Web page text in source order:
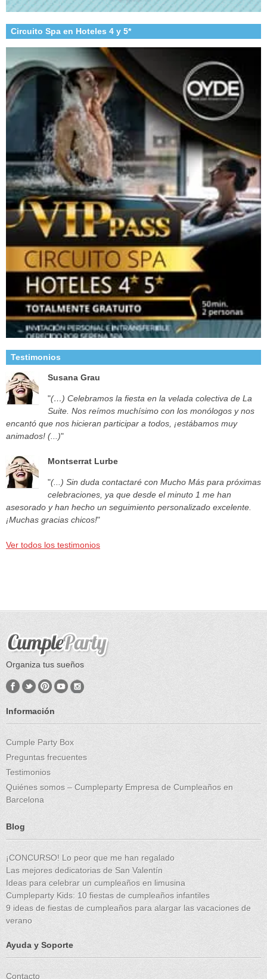
Circuito Spa en Hoteles 4 y 5*
Testimonios
Susana Grau
"(…) Celebramos la fiesta en la velada colectiva de La
Suite. Nos reímos muchísimo con los monólogos y nos
encantó que nos hicieran participar a todos, ¡estábamos muy
animados! (...)"
Montserrat Lurbe
"(...) Sin duda contactaré con Mucho Más para próximas
celebraciones, ya que desde el minuto 1 me han
asesorado y han hecho un seguimiento personalizado excelente.
¡Muchas gracias chicos!"
Ver todos los testimonios
Organiza tus sueños
Información
Cumple Party Box
Preguntas frecuentes
Testimonios
Quiénes somos – Cumpleparty Empresa de Cumpleaños en
Barcelona
Blog
¡CONCURSO! Lo peor que me han regalado
Las mejores dedicatorias de San Valentín
Ideas para celebrar un cumpleaños en limusina
Cumpleparty Kids: 10 fiestas de cumpleaños infantiles
9 ideas de fiestas de cumpleaños para alargar las vacaciones de
verano
Ayuda y Soporte
Contacto